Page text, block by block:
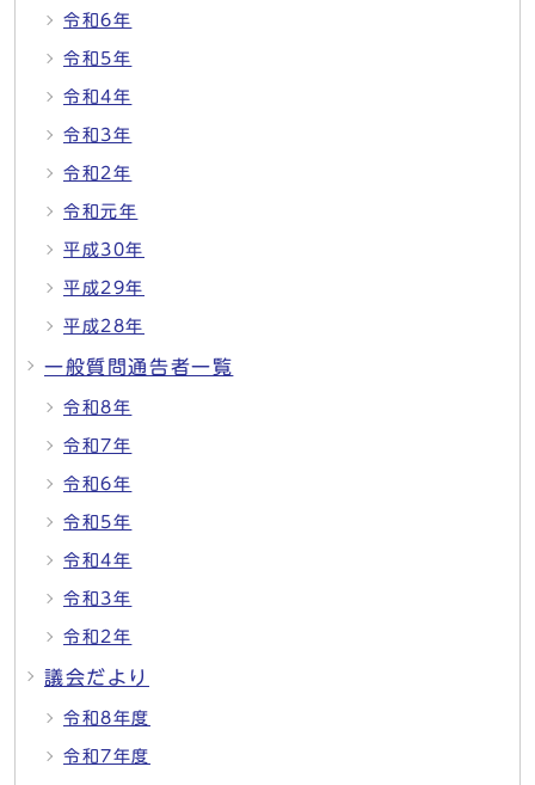
令和6年
令和5年
令和4年
令和3年
令和2年
令和元年
平成30年
平成29年
平成28年
一般質問通告者一覧
令和8年
令和7年
令和6年
令和5年
令和4年
令和3年
令和2年
議会だより
令和8年度
令和7年度